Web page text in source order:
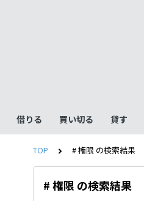
借りる 買い切る 貸す
TOP # 権限 の検索結果
# 権限 の検索結果